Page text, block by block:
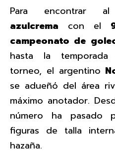
Para encontrar
azulcrema con el
campeonato de
hasta la
torneo, el argentino
se adueñó del área
máximo anotador.
número ha pasado
figuras de talla
hazaña.